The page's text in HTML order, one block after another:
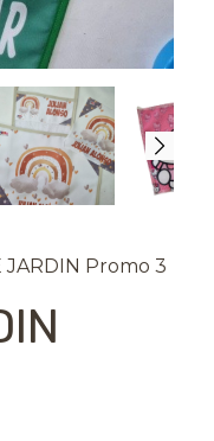
JARDIN Promo 3